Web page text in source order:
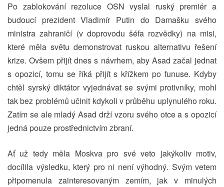
Po zablokování rezoluce OSN vyslal ruský premiér a
budoucí prezident Vladimír Putin do Damašku svého
ministra zahraničí (v doprovodu šéfa rozvědky) na misi,
které měla světu demonstrovat ruskou alternativu řešení
krize. Ovšem přijít dnes s návrhem, aby Asad začal jednat
s opozicí, tomu se říká přijít s křížkem po funuse. Kdyby
chtěl syrský diktátor vyjednávat se svými protivníky, mohl
tak bez problémů učinit kdykoli v průběhu uplynulého roku.
Zatím se ale mladý Asad drží vzoru svého otce a s opozicí
jedná pouze prostřednictvím zbraní.
Ať už tedy měla Moskva pro své veto jakýkoliv motiv,
docílila výsledku, který pro ni není výhodný. Svým vetem
připomenula zainteresovaným zemím, jak v minulých